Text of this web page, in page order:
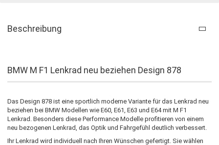
Beschreibung
BMW M F1 Lenkrad neu beziehen Design 878
Das Design 878 ist eine sportlich moderne Variante für das Lenkrad neu
beziehen bei BMW Modellen wie E60, E61, E63 und E64 mit M F1
Lenkrad. Besonders diese Performance Modelle profitieren von einem
neu bezogenen Lenkrad, das Optik und Fahrgefühl deutlich verbessert.
Ihr Lenkrad wird individuell nach Ihren Wünschen gefertigt. Sie wählen